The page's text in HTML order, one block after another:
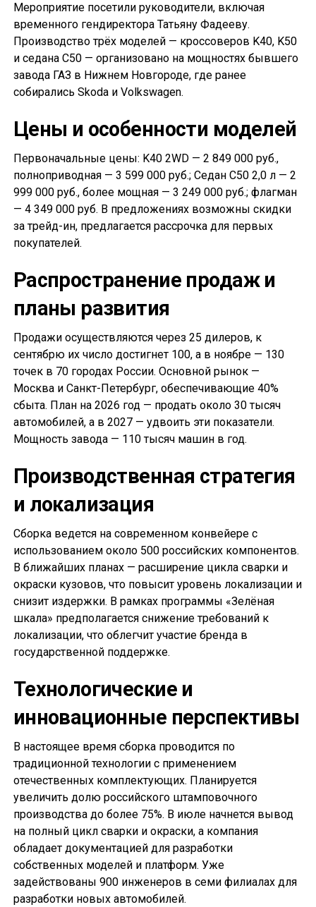
Мероприятие посетили руководители, включая
временного гендиректора Татьяну Фадееву.
Производство трёх моделей — кроссоверов K40, K50
и седана С50 — организовано на мощностях бывшего
завода ГАЗ в Нижнем Новгороде, где ранее
собирались Skoda и Volkswagen.
Цены и особенности моделей
Первоначальные цены: K40 2WD — 2 849 000 руб.,
полноприводная — 3 599 000 руб.; Седан С50 2,0 л — 2
999 000 руб., более мощная — 3 249 000 руб.; флагман
— 4 349 000 руб. В предложениях возможны скидки
за трейд-ин, предлагается рассрочка для первых
покупателей.
Распространение продаж и
планы развития
Продажи осуществляются через 25 дилеров, к
сентябрю их число достигнет 100, а в ноябре — 130
точек в 70 городах России. Основной рынок —
Москва и Санкт-Петербург, обеспечивающие 40%
сбыта. План на 2026 год — продать около 30 тысяч
автомобилей, а в 2027 — удвоить эти показатели.
Мощность завода — 110 тысяч машин в год.
Производственная стратегия
и локализация
Сборка ведется на современном конвейере с
использованием около 500 российских компонентов.
В ближайших планах — расширение цикла сварки и
окраски кузовов, что повысит уровень локализации и
снизит издержки. В рамках программы «Зелёная
шкала» предполагается снижение требований к
локализации, что облегчит участие бренда в
государственной поддержке.
Технологические и
инновационные перспективы
В настоящее время сборка проводится по
традиционной технологии с применением
отечественных комплектующих. Планируется
увеличить долю российского штамповочного
производства до более 75%. В июле начнется вывод
на полный цикл сварки и окраски, а компания
обладает документацией для разработки
собственных моделей и платформ. Уже
задействованы 900 инженеров в семи филиалах для
разработки новых автомобилей.